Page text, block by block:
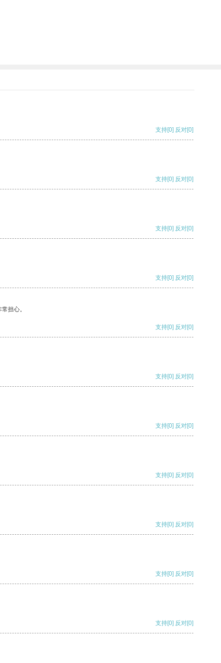
支持[0] 反对[0]
支持[0] 反对[0]
支持[0] 反对[0]
支持[0] 反对[0]
担心。
支持[0] 反对[0]
支持[0] 反对[0]
支持[0] 反对[0]
支持[0] 反对[0]
支持[0] 反对[0]
支持[0] 反对[0]
支持[0] 反对[0]